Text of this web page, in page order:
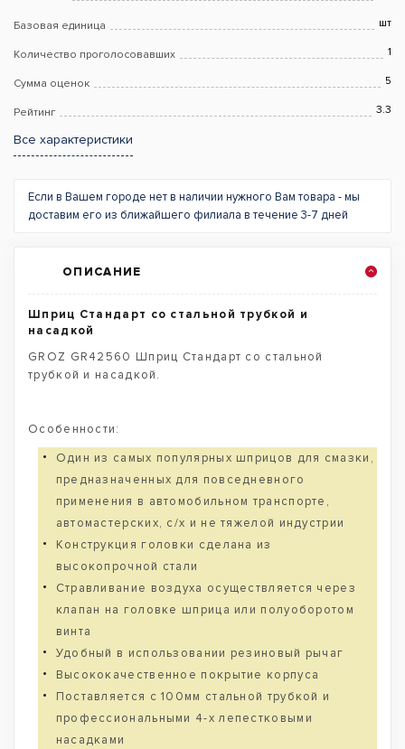
Базовая единица шт
Количество проголосовавших 1
Сумма оценок 5
Рейтинг 3.3
Все характеристики
Если в Вашем городе нет в наличии нужного Вам товара - мы
доставим его из ближайшего филиала в течение 3-7 дней
ОПИСАНИЕ
Шприц Стандарт со стальной трубкой и
насадкой
GROZ GR42560 Шприц Стандарт со стальной
трубкой и насадкой.
Особенности:
Один из самых популярных шприцов для смазки,
предназначенных для повседневного
применения в автомобильном транспорте,
автомастерских, с/х и не тяжелой индустрии
Конструкция головки сделана из
высокопрочной стали
Стравливание воздуха осуществляется через
клапан на головке шприца или полуоборотом
винта
Удобный в использовании резиновый рычаг
Высококачественное покрытие корпуса
Поставляется с 100мм стальной трубкой и
профессиональными 4-х лепестковыми
насадками